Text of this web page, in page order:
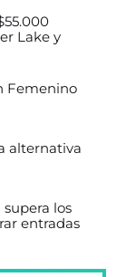
Lake y
Femenino
alternativa
los
entradas